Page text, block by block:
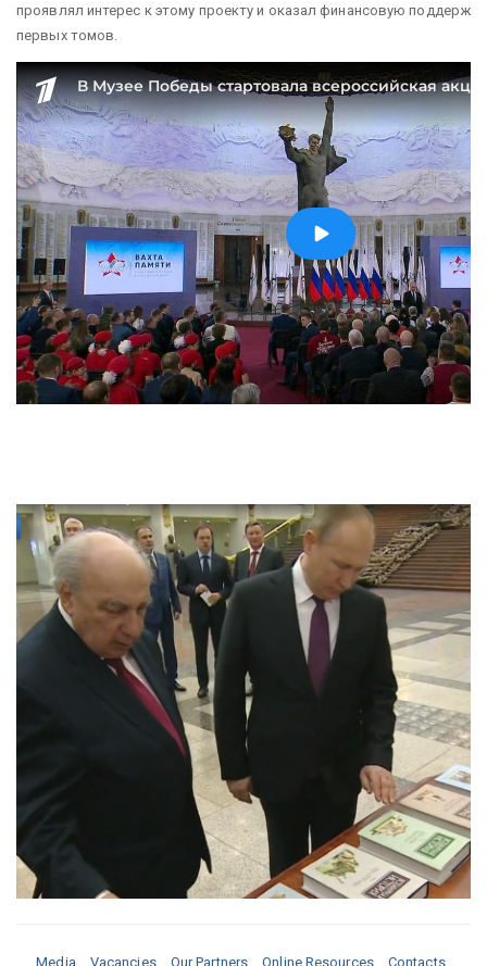
проявлял интерес к этому проекту и оказал финансовую
первых томов.
Media Vacancies Our Partners Online Resources Contacts